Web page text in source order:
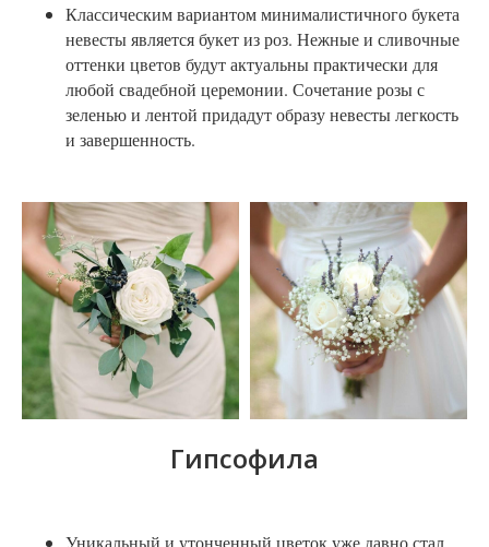
Классическим вариантом минималистичного букета
невесты является букет из роз. Нежные и сливочные
оттенки цветов будут актуальны практически для
любой свадебной церемонии. Сочетание розы с
зеленью и лентой придадут образу невесты легкость
и завершенность.
Гипсофила
Уникальный и утонченный цветок уже давно стал